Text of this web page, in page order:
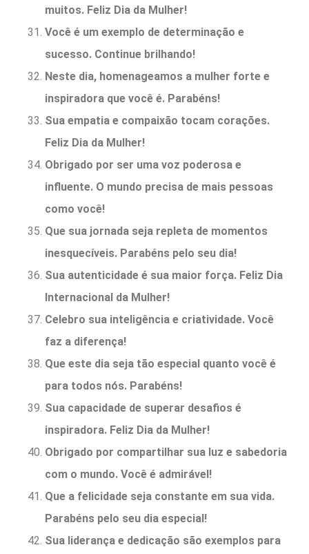
muitos. Feliz Dia da Mulher!
Você é um exemplo de determinação e
sucesso. Continue brilhando!
Neste dia, homenageamos a mulher forte e
inspiradora que você é. Parabéns!
Sua empatia e compaixão tocam corações.
Feliz Dia da Mulher!
Obrigado por ser uma voz poderosa e
influente. O mundo precisa de mais pessoas
como você!
Que sua jornada seja repleta de momentos
inesquecíveis. Parabéns pelo seu dia!
Sua autenticidade é sua maior força. Feliz Dia
Internacional da Mulher!
Celebro sua inteligência e criatividade. Você
faz a diferença!
Que este dia seja tão especial quanto você é
para todos nós. Parabéns!
Sua capacidade de superar desafios é
inspiradora. Feliz Dia da Mulher!
Obrigado por compartilhar sua luz e sabedoria
com o mundo. Você é admirável!
Que a felicidade seja constante em sua vida.
Parabéns pelo seu dia especial!
Sua liderança e dedicação são exemplos para